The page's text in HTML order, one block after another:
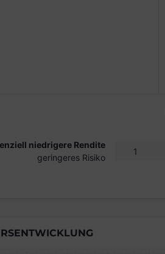
niedrigere Rendite
geringeres Risiko
1